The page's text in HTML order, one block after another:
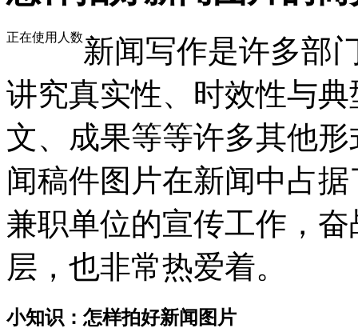
正在使用人数新闻写作是许多部
讲究真实性、时效性与
文、成果等等许多其他
闻稿件图片在新闻中占
兼职单位的宣传工作，
层，也非常热爱着。
小知识：怎样拍好新闻图片